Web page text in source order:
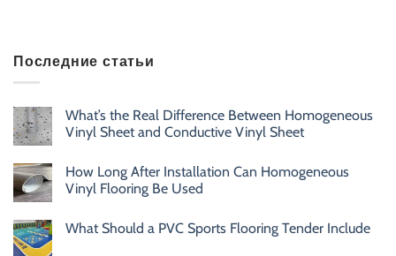
Последние статьи
What’s the Real Difference Between Homogeneous
Vinyl Sheet and Conductive Vinyl Sheet
How Long After Installation Can Homogeneous
Vinyl Flooring Be Used
What Should a PVC Sports Flooring Tender Include